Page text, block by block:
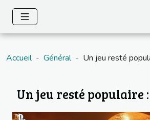
Accueil Général Un jeu resté
Un jeu resté populaire